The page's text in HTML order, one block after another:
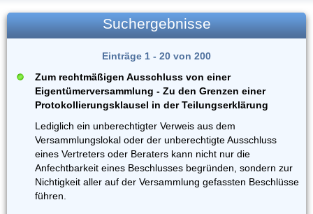
Suchergebnisse
Einträge 1 - 20 von 200
Zum rechtmäßigen Ausschluss von einer
Eigentümerversammlung - Zu den Grenzen einer
Protokollierungsklausel in der Teilungserklärung
Lediglich ein unberechtigter Verweis aus dem
Versammlungslokal oder der unberechtigte Ausschluss
eines Vertreters oder Beraters kann nicht nur die
Anfechtbarkeit eines Beschlusses begründen, sondern zur
Nichtigkeit aller auf der Versammlung gefassten Beschlüsse
führen.